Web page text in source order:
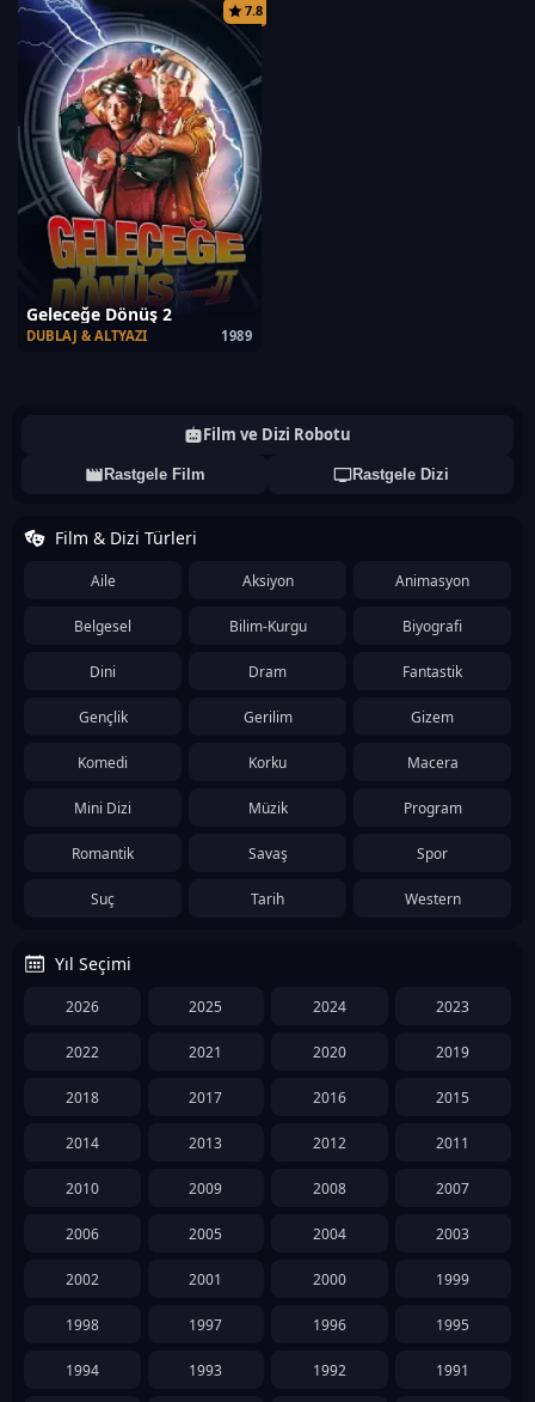
7.8
Geleceğe Dönüş 2
1989
DUBLAJ & ALTYAZI
Film ve Dizi Robotu
Rastgele Film Rastgele Dizi
Film & Dizi Türleri
Aile Aksiyon Animasyon
Belgesel Bilim-Kurgu Biyografi
Dini Dram Fantastik
Gençlik Gerilim Gizem
Komedi Korku Macera
Mini Dizi Müzik Program
Romantik Savaş Spor
Suç Tarih Western
Yıl Seçimi
2026 2025 2024 2023
2022 2021 2020 2019
2018 2017 2016 2015
2014 2013 2012 2011
2010 2009 2008 2007
2006 2005 2004 2003
2002 2001 2000 1999
1998 1997 1996 1995
1994 1993 1992 1991